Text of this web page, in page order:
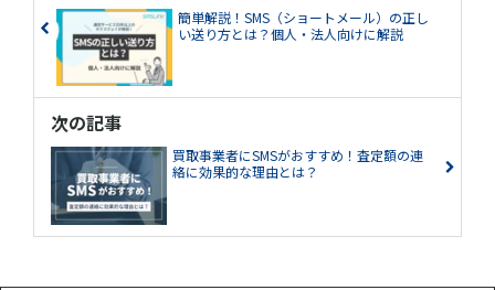
簡単解説！SMS（ショートメール）の正し
い送り方とは？個人・法人向けに解説
次の記事
買取事業者にSMSがおすすめ！査定額の連
絡に効果的な理由とは？